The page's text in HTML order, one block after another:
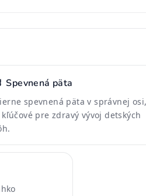
Spevnená päta
spevnená päta v správnej
kľúčové pre zdravý vývoj detských